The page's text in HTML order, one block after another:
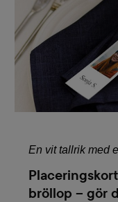
En vit tallrik med
bröllop – gör